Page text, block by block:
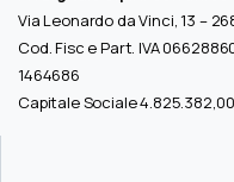
Via Leonardo da Vinci, 13 –
Cod. Fisc e Part. IVA
1464686
Capitale Sociale 4.825.382,00